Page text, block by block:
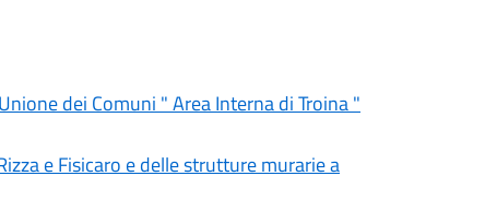
dei Comuni " Area Interna di Troina "
e Fisicaro e delle strutture murarie a